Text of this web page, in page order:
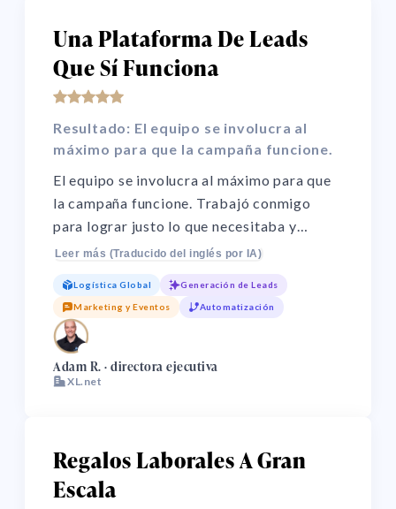
Una Plataforma De Leads
Que Sí Funciona
Resultado: El equipo se involucra al
máximo para que la campaña funcione.
El equipo se involucra al máximo para que
la campaña funcione. Trabajó conmigo
para lograr justo lo que necesitaba y
aportó ideas que no había considerado. Sin
generamos más de 10 reuniones en cada
campaña. Muy efectivo.
Leer más (Traducido del inglés por IA)
Logística Global Generación de Leads
Marketing y Eventos Automatización
🌏
Adam R. · directora ejecutiva
XL.net
Regalos Laborales A Gran
Escala